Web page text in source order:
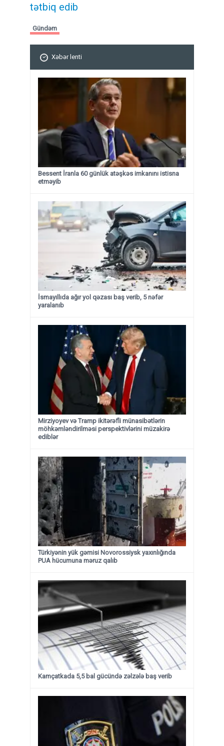
tətbiq edib
Gündəm
Xəbər lenti
Bessent İranla 60 günlük atəşkəs imkanını istisna
etməyib
İsmayıllıda ağır yol qəzası baş verib, 5 nəfər
yaralanıb
Mirziyoyev və Tramp ikitərəfli münasibətlərin
möhkəmləndirilməsi perspektivlərini müzakirə
ediblər
Türkiyənin yük gəmisi Novorossiysk yaxınlığında
PUA hücumuna məruz qalıb
Kamçatkada 5,5 bal gücündə zəlzələ baş verib